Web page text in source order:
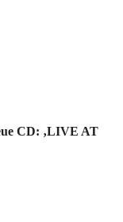
CD: ‚LIVE AT